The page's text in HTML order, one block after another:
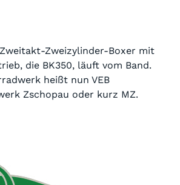
Zweizylinder-Boxer mit
die BK350, läuft vom Band.
heißt nun VEB
Zschopau oder kurz MZ.